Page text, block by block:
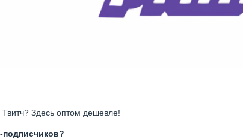
Здесь оптом дешевле!
-подписчиков?